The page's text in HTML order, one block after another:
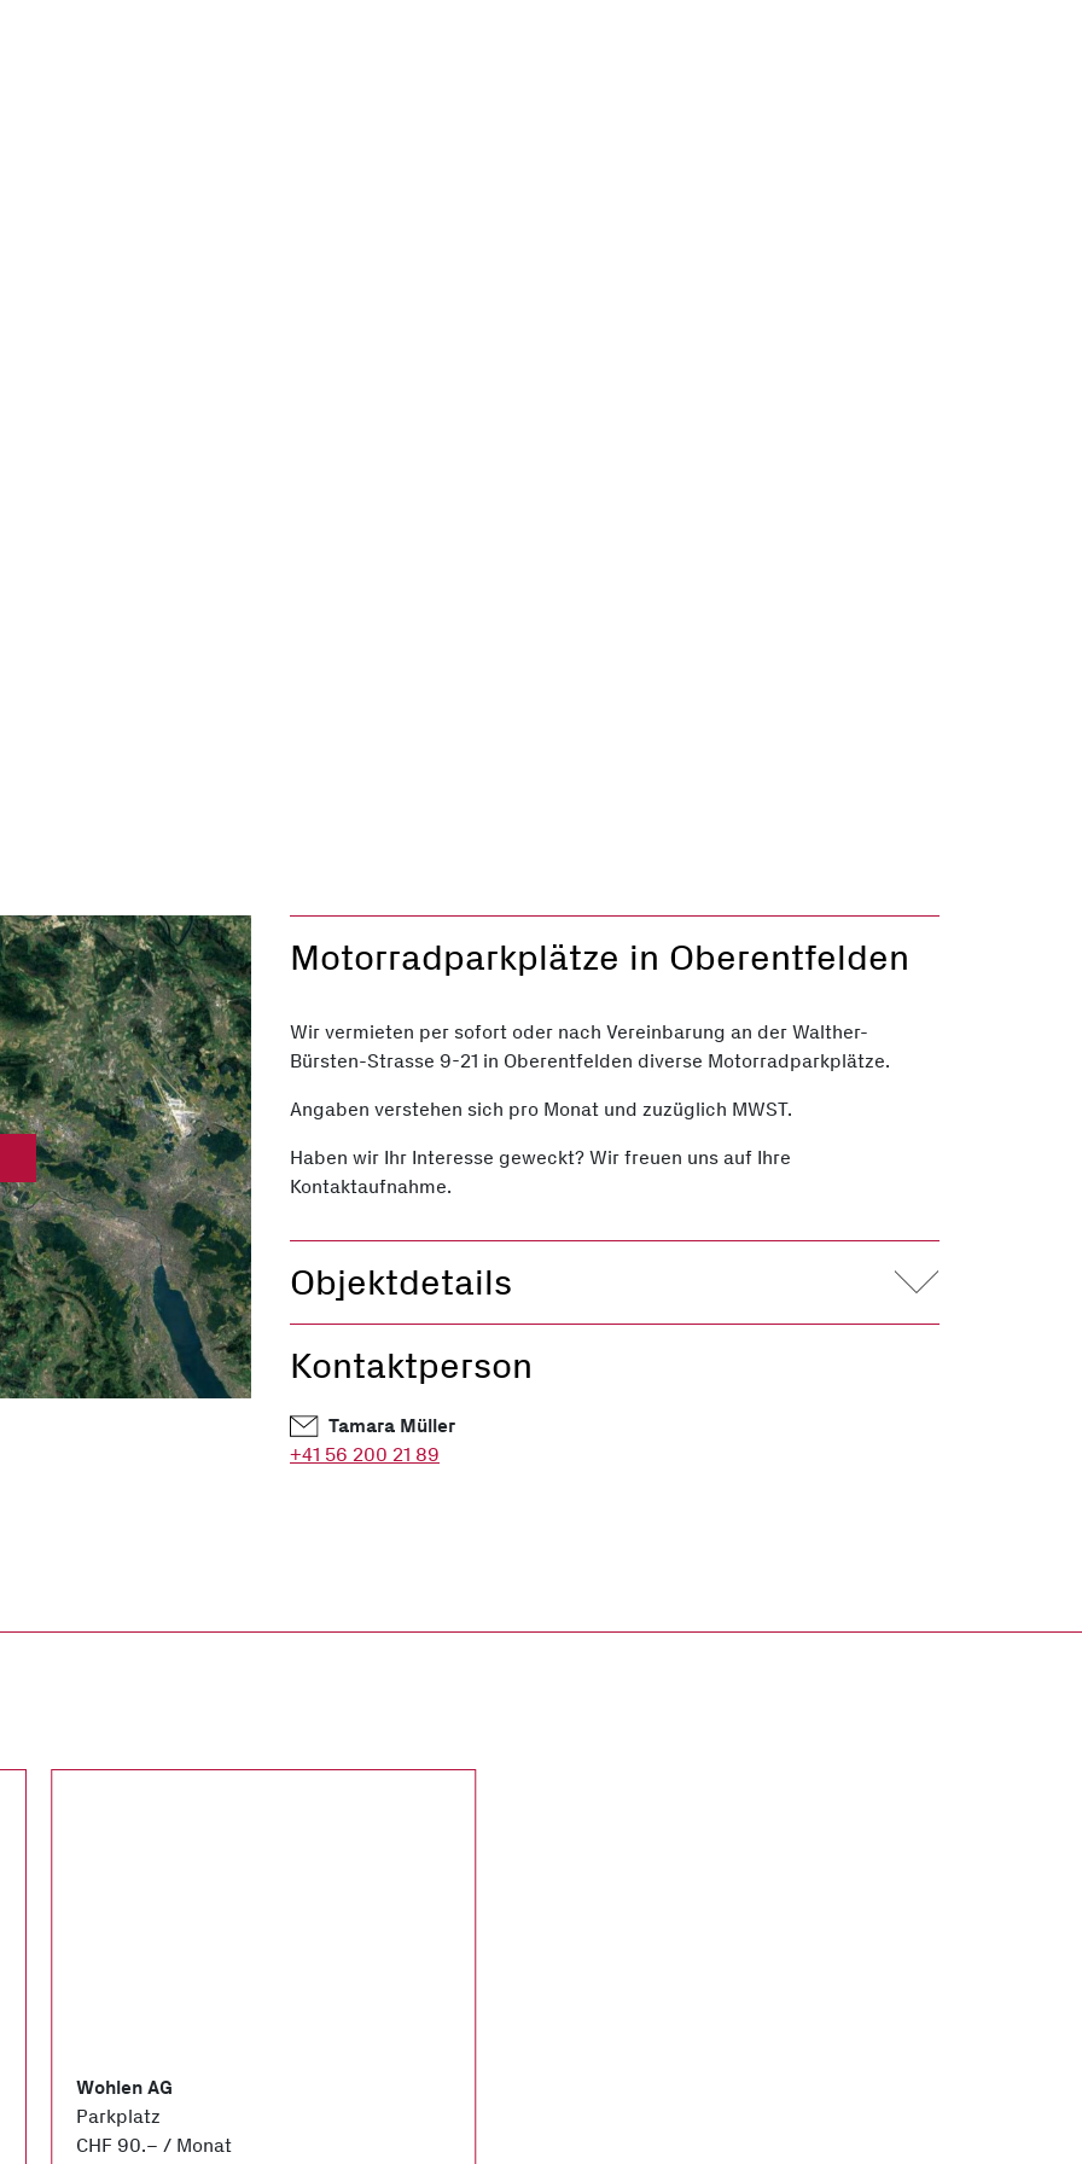
Motorradparkplätze in Oberentfelden
Wir vermieten per sofort oder nach Vereinbarung an der Walther-
Bürsten-Strasse 9-21 in Oberentfelden diverse Motorradparkplätze.
Angaben verstehen sich pro Monat und zuzüglich MWST.
Haben wir Ihr Interesse geweckt? Wir freuen uns auf Ihre
Kontaktaufnahme.
Objektdetails
Bruttomiete
CHF 40.– / Monat
Kontaktperson
Tamara Müller
+41 56 200 21 89
Wohlen AG
Parkplatz
CHF 90.– / Monat